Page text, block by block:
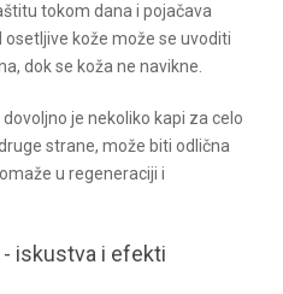
tokom dana i pojačava
kože može se uvoditi
dok se koža ne navikne.
je nekoliko kapi za celo
strane, može biti odlična
u regeneraciji i
iskustva i efekti